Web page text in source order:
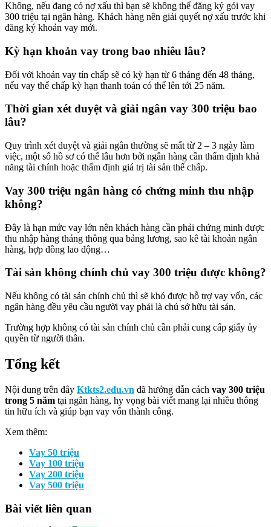
Không, nếu đang có nợ xấu thì bạn sẽ không thể đăng ký gói vay
300 triệu tại ngân hàng. Khách hàng nên giải quyết nợ xấu trước khi
đăng ký khoản vay mới.
Kỳ hạn khoản vay trong bao nhiêu lâu?
Đối với khoản vay tín chấp sẽ có kỳ hạn từ 6 tháng đến 48 tháng,
nếu vay thế chấp kỳ hạn thanh toán có thể lên tới 25 năm.
Thời gian xét duyệt và giải ngân vay 300 triệu bao
lâu?
Quy trình xét duyệt và giải ngân thường sẽ mất từ 2 – 3 ngày làm
việc, một số hồ sơ có thể lâu hơn bởi ngân hàng cần thẩm định khả
năng tài chính hoặc thẩm định giá trị tài sản thế chấp.
Vay 300 triệu ngân hàng có chứng minh thu nhập
không?
Đây là hạn mức vay lớn nên khách hàng cần phải chứng minh được
thu nhập hàng tháng thông qua bảng lương, sao kê tài khoản ngân
hàng, hợp đồng lao động…
Tài sản không chính chủ vay 300 triệu được không?
Nếu không có tài sản chính chủ thì sẽ khó được hỗ trợ vay vốn, các
ngân hàng đều yêu cầu người vay phải là chủ sở hữu tài sản.
Trường hợp không có tài sản chính chủ cần phải cung cấp giấy ủy
quyền từ người thân.
Tổng kết
Nội dung trên đây Ktkts2.edu.vn đã hướng dẫn cách vay 300 triệu
trong 5 năm tại ngân hàng, hy vọng bài viết mang lại nhiều thông
tin hữu ích và giúp bạn vay vốn thành công.
Xem thêm:
Vay 50 triệu
Vay 100 triệu
Vay 200 triệu
Vay 500 triệu
Bài viết liên quan